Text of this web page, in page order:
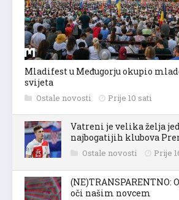
Mladifest u Međugorju okupio
svijeta
Ostale novosti Prije 10 sati
Vatreni je velika želja
najbogatijih klubova
Ostale novosti Prije
(NE)TRANSPARENTNO:
oči našim novcem